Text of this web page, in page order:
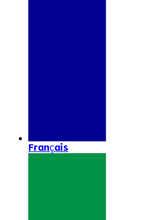
Français